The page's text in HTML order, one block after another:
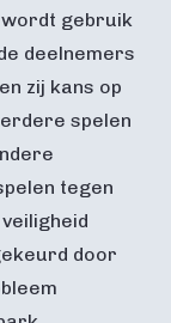
gebruik
deelnemers
zij kans op
spelen
tegen
door